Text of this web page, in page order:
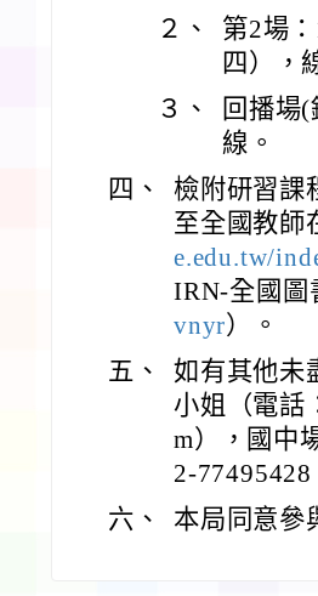
２、
第2場
四），
３、
回播場
線。
四、
檢附研習課
至全國教師
e.edu.tw/
IRN-全國圖
vnyr）。
五、
如有其他未
小姐（電話
m），國中
2-
六、
本局同意參